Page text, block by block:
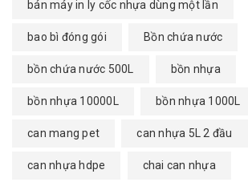
bán máy in ly cốc nhựa dùng một lần
bao bì đóng gói Bồn chứa nước
bồn chứa nước 500L bồn nhựa
bồn nhựa 10000L bồn nhựa 1000L
can mang pet can nhựa 5L 2 đầu
can nhựa hdpe chai can nhựa